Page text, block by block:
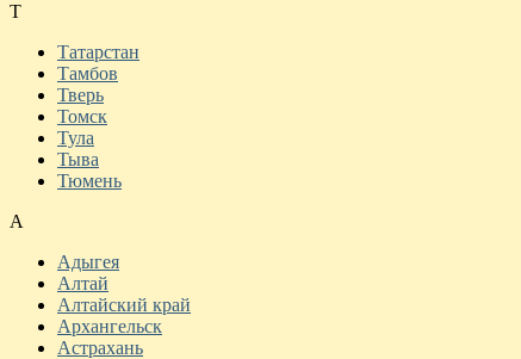
Т
Татарстан
Тамбов
Тверь
Томск
Тула
Тыва
Тюмень
А
Адыгея
Алтай
Алтайский край
Архангельск
Астрахань